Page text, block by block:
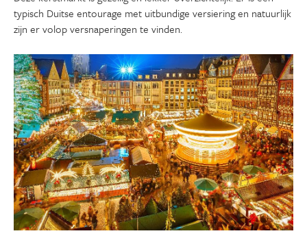
typisch Duitse entourage met uitbundige versiering en natuurlijk
zijn er volop versnaperingen te vinden.